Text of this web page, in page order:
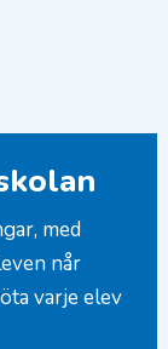
med
når
varje elev